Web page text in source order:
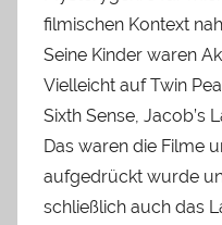
filmischen Kontext
Seine Kinder waren
Vielleicht auf Twin
Sixth Sense, Jacob’s
Das waren die Filme
aufgedrückt wurde
schließlich auch das